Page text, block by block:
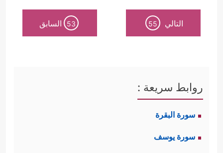
التالي 55
53 السابق
روابط سريعة :
سورة البقرة
سورة يوسف